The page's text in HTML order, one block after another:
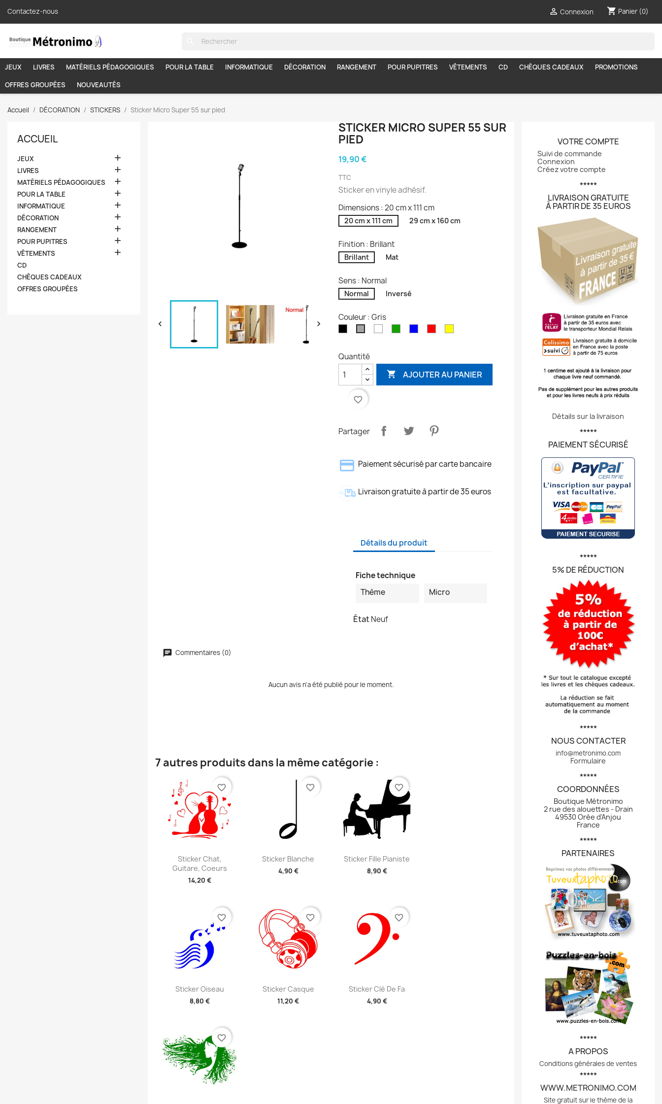
Contactez-nous  Connexion shopping_cart Panier (0)
JEUX LIVRES MATÉRIELS PÉDAGOGIQUES POUR LA TABLE INFORMATIQUE DÉCORATION RANGEMENT POUR PUPITRES VÊTEMENTS CD CHÈQUES CADEAUX
PROMOTIONS
OFFRES GROUPÉES
NOUVEAUTÉS
Accueil DÉCORATION STICKERS Sticker Micro Super 55 sur pied
ACCUEIL
JEUX 
LIVRES 
MATÉRIELS PÉDAGOGIQUES 
POUR LA TABLE 
INFORMATIQUE 
DÉCORATION 
RANGEMENT 
POUR PUPITRES 
VÊTEMENTS 
CD
CHÈQUES CADEAUX
OFFRES GROUPÉES
 
STICKER MICRO SUPER 55 SUR
PIED
19,90 €
TTC
Sticker en vinyle adhésif.
Dimensions : 20 cm x 111 cm
20 cm x 111 cm 29 cm x 160 cm
Finition : Brillant
Brillant Mat
Sens : Normal
Normal Inversé
Couleur : Gris
Noir Gris BlancVert Bleu RougeJaune
Quantité
 AJOUTER AU PANIER
favorite_border
Partager
Paiement sécurisé par carte bancaire
Livraison gratuite à partir de 35 euros
Détails du produit
Fiche technique
Thème
Micro
ÉtatNeuf
Commentaires (0)
Aucun avis n'a été publié pour le moment.
7 autres produits dans la même catégorie :
Aperçu rapide
+2
Sticker Chat,
Guitare, Coeurs
14,20 €
favorite_border
Aperçu rapide
Sticker Blanche
4,90 €
favorite_border
Aperçu rapide
Sticker Fille Pianiste
8,90 €
favorite_border
Aperçu rapide
Sticker Oiseau
8,80 €
favorite_border
Aperçu rapide
Sticker Casque
11,20 €
favorite_border
Aperçu rapide
Sticker Clé De Fa
4,90 €
favorite_border
favorite_border
VOTRE COMPTE
Suivi de commande
Connexion
Créez votre compte
*****
LIVRAISON GRATUITE
À PARTIR DE 35 EUROS
Détails sur la livraison
*****
PAIEMENT SÉCURISÉ
*****
5% DE RÉDUCTION
*****
NOUS CONTACTER
info@metronimo.com
Formulaire
*****
COORDONNÉES
Boutique Métronimo
2 rue des alouettes - Drain
49530 Orée d'Anjou
France
*****
PARTENAIRES
*****
A PROPOS
Conditions générales de ventes
*****
WWW.METRONIMO.COM
Site gratuit sur le thème de la